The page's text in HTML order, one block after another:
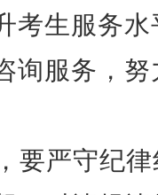
考生服务
询服务，
要严守纪